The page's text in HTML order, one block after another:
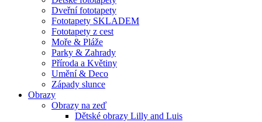
Dveřní fototapety
Fototapety SKLADEM
Fototapety z cest
Moře & Pláže
Parky & Zahrady
Příroda a Květiny
Umění & Deco
Západy slunce
Obrazy
Obrazy na zeď
Dětské obrazy Lilly and Luis